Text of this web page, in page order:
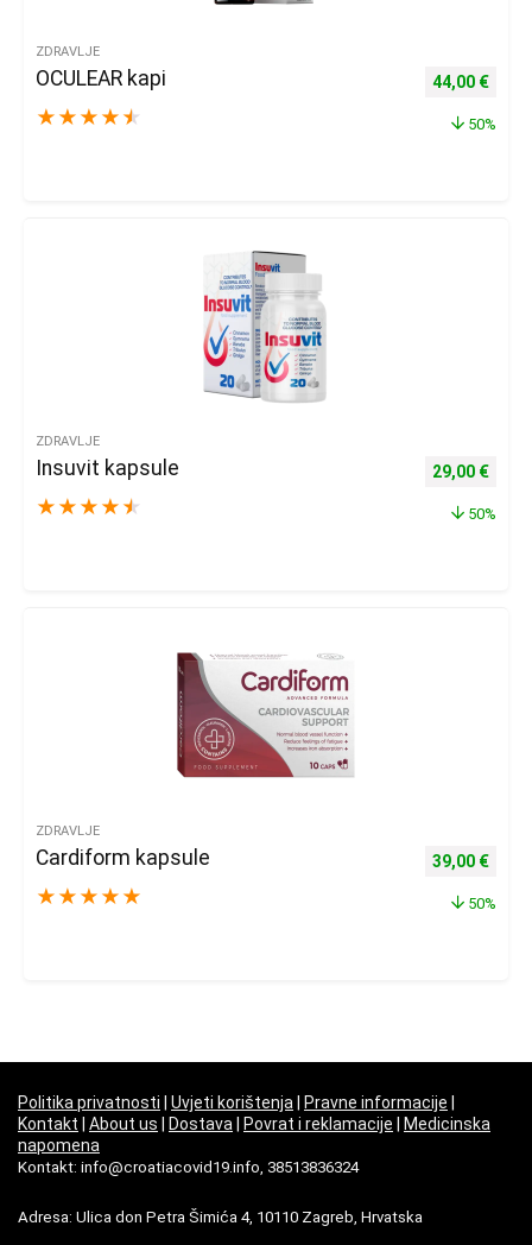
ZDRAVLJE
OCULEAR kapi
★ ★ ★ ★ ★
Izvorna
44,00 €
50%
ZDRAVLJE
Insuvit kapsule
★ ★ ★ ★ ★
Izvorna
29,00 €
50%
ZDRAVLJE
Cardiform kapsule
★ ★ ★ ★ ★
Izvorna
39,00 €
50%
Politika privatnosti | Uvjeti korištenja | Pravne informacije |
Kontakt | About us | Dostava | Povrat i reklamacije | Medicinska
napomena
Kontakt: info@croatiacovid19.info, 38513836324
Adresa: Ulica don Petra Šimića 4, 10110 Zagreb, Hrvatska